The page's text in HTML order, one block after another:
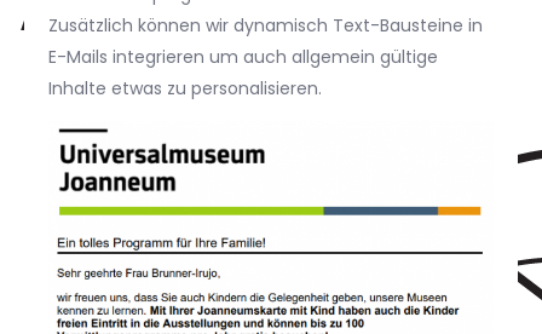
Zusätzlich können wir dynamisch Text-Bausteine in
E-Mails integrieren um auch allgemein gültige
Inhalte etwas zu personalisieren.